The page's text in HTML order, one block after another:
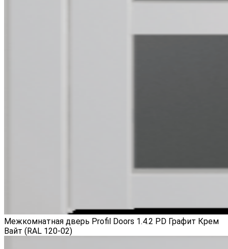
Межкомнатная дверь Profil Doors 1.4.2 PD Графит Крем
Вайт (RAL 120-02)